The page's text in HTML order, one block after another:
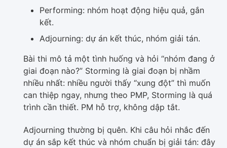
Performing: nhóm hoạt động hiệu quả, gắn
kết.
Adjourning: dự án kết thúc, nhóm giải tán.
Bài thi mô tả một tình huống và hỏi “nhóm đang ở
giai đoạn nào?” Storming là giai đoạn bị nhầm
nhiều nhất: nhiều người thấy “xung đột” thì muốn
can thiệp ngay, nhưng theo PMP, Storming là quá
trình cần thiết. PM hỗ trợ, không dập tắt.
Adjourning thường bị quên. Khi câu hỏi nhắc đến
dự án sắp kết thúc và nhóm chuẩn bị giải tán: đây